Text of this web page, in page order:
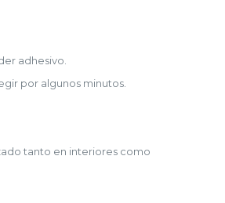
adhesivo.
por algunos minutos.
tanto en interiores como